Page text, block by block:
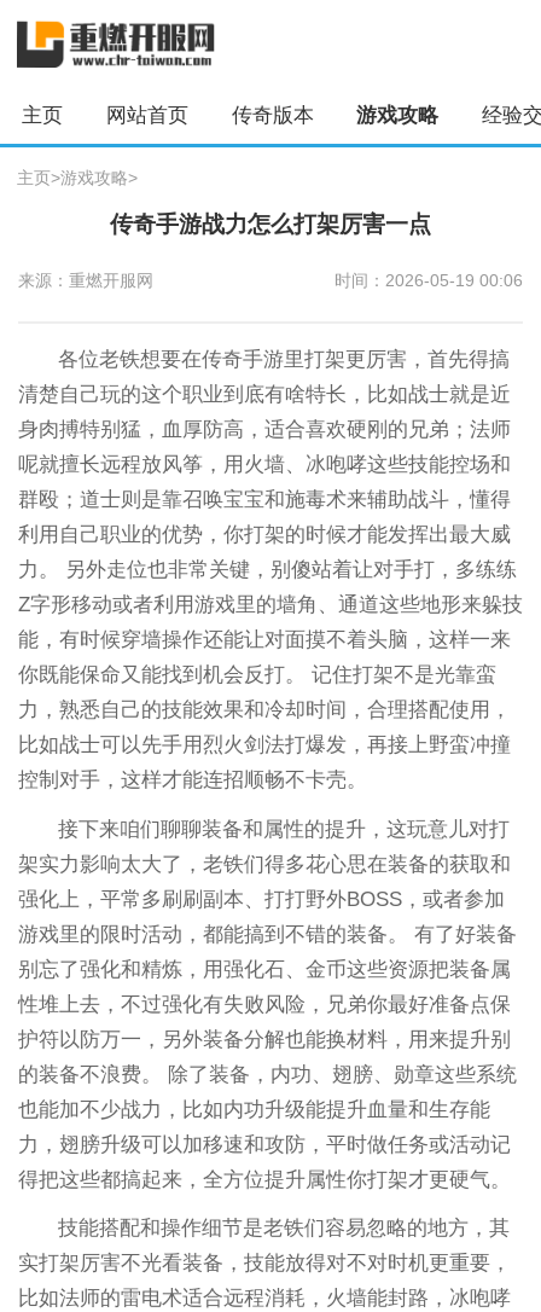
主页 网站首页 传奇版本 游戏攻略 经验
主页>游戏攻略>
传奇手游战力怎么打架厉害一点
来源：重燃开服网 时间：2026-05-19 00:06
各位老铁想要在传奇手游里打架更厉害，首先得搞
清楚自己玩的这个职业到底有啥特长，比如战士就是近
身肉搏特别猛，血厚防高，适合喜欢硬刚的兄弟；法师
呢就擅长远程放风筝，用火墙、冰咆哮这些技能控场和
群殴；道士则是靠召唤宝宝和施毒术来辅助战斗，懂得
利用自己职业的优势，你打架的时候才能发挥出最大威
力。 另外走位也非常关键，别傻站着让对手打，多练练
Z字形移动或者利用游戏里的墙角、通道这些地形来躲技
能，有时候穿墙操作还能让对面摸不着头脑，这样一来
你既能保命又能找到机会反打。 记住打架不是光靠蛮
力，熟悉自己的技能效果和冷却时间，合理搭配使用，
比如战士可以先手用烈火剑法打爆发，再接上野蛮冲撞
控制对手，这样才能连招顺畅不卡壳。
接下来咱们聊聊装备和属性的提升，这玩意儿对打
架实力影响太大了，老铁们得多花心思在装备的获取和
强化上，平常多刷刷副本、打打野外BOSS，或者参加
游戏里的限时活动，都能搞到不错的装备。 有了好装备
别忘了强化和精炼，用强化石、金币这些资源把装备属
性堆上去，不过强化有失败风险，兄弟你最好准备点保
护符以防万一，另外装备分解也能换材料，用来提升别
的装备不浪费。 除了装备，内功、翅膀、勋章这些系统
也能加不少战力，比如内功升级能提升血量和生存能
力，翅膀升级可以加移速和攻防，平时做任务或活动记
得把这些都搞起来，全方位提升属性你打架才更硬气。
技能搭配和操作细节是老铁们容易忽略的地方，其
实打架厉害不光看装备，技能放得对不对时机更重要，
比如法师的雷电术适合远程消耗，火墙能封路，冰咆哮